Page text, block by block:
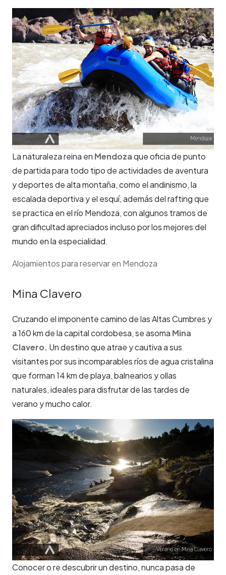
La naturaleza reina en Mendozaque oficia de punto
de partida para todo tipo de actividades de aventura
y deportes de alta montaña, como el andinismo, la
escalada deportiva y el esquí, además del rafting que
se practica en el río Mendoza, con algunos tramos de
gran dificultad apreciados incluso por los mejores del
mundo en la especialidad.
Alojamientos para reservar en Mendoza
Mina Clavero
Cruzando el imponente camino de las Altas Cumbres y
a 160 km de la capital cordobesa, se asoma Mina
Clavero. Un destino que atrae y cautiva a sus
visitantes por sus incomparables ríos de agua cristalina
que forman 14 km de playa, balnearios y ollas
naturales, ideales para disfrutar de las tardes de
verano y mucho calor.
Conocer o re descubrir un destino, nunca pasa de